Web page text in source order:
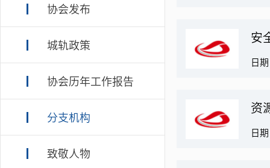
协会发布
城轨政策
协会历年工作报告
分支机构
致敬人物
安
日
资
日